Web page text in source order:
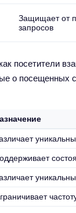
Защищает от
запросов
посетители
о посещенных